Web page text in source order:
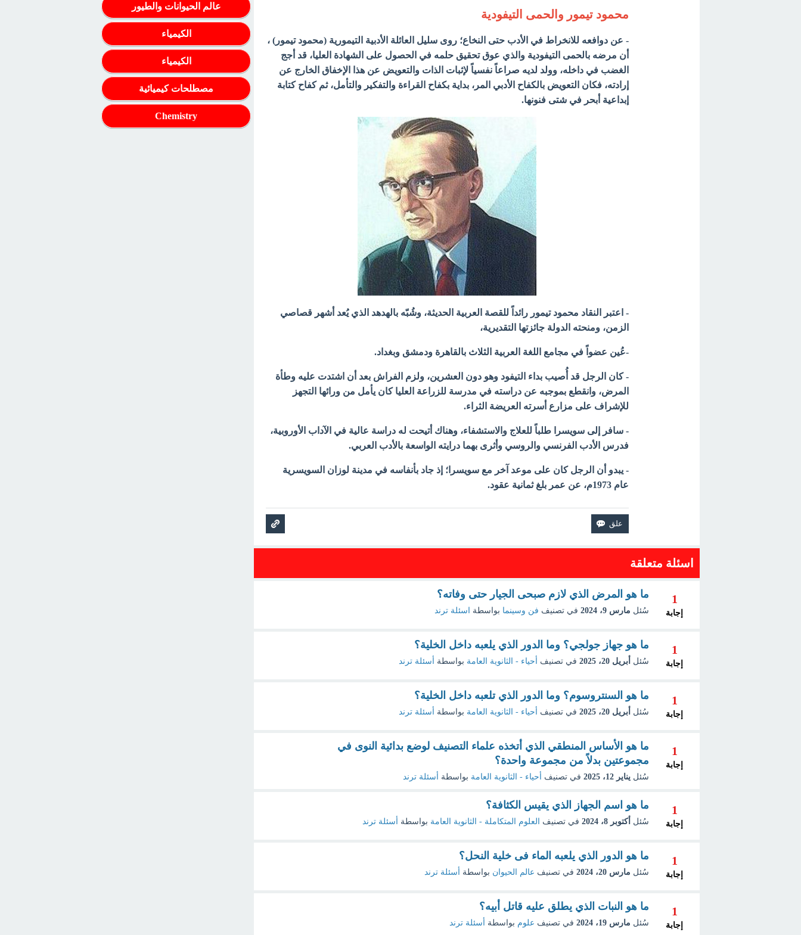
محمود تيمور والحمى التيفودية
- عن دوافعه للانخراط في الأدب حتى النخاع؛ روى سليل العائلة الأدبية التيمورية (محمود تيمور) ،
أن مرضه بالحمى التيفودية والذي عوق تحقيق حلمه في الحصول على الشهادة العليا، قد أجج
الغضب في داخله، وولد لديه صراعاً نفسياً لإثبات الذات والتعويض عن هذا الإخفاق الخارج عن
إرادته، فكان التعويض بالكفاح الأدبي المر، بداية بكفاح القراءة والتفكير والتأمل، ثم كفاح كتابة
إبداعية أبحر في شتى فنونها.
- اعتبر النقاد محمود تيمور رائداً للقصة العربية الحديثة، وشُبّه بالهدهد الذي يُعد أشهر قصاصي
الزمن، ومنحته الدولة جائزتها التقديرية،
-عُين عضواً في مجامع اللغة العربية الثلاث بالقاهرة ودمشق وبغداد.
- كان الرجل قد أُصيب بداء التيفود وهو دون العشرين، ولزم الفراش بعد أن اشتدت عليه وطأة
المرض، وانقطع بموجبه عن دراسته في مدرسة للزراعة العليا كان يأمل من ورائها التجهز
للإشراف على مزارع أسرته العريضة الثراء.
- سافر إلى سويسرا طلباً للعلاج والاستشفاء، وهناك أتيحت له دراسة عالية في الآداب الأوروبية،
فدرس الأدب الفرنسي والروسي وأثرى بهما درايته الواسعة بالأدب العربي.
- يبدو أن الرجل كان على موعد آخر مع سويسرا؛ إذ جاد بأنفاسه في مدينة لوزان السويسرية
عام 1973م، عن عمر بلغ ثمانية عقود.
اسئلة متعلقة
1
إجابة
ما هو المرض الذي لازم صبحى الجيار حتى وفاته؟
سُئل مارس 9، 2024 في تصنيف فن وسينما بواسطة اسئلة ترند
1
إجابة
ما هو جهاز جولجي؟ وما الدور الذي يلعبه داخل الخلية؟
سُئل أبريل 20، 2025 في تصنيف أحياء - الثانوية العامة بواسطة أسئلة ترند
1
إجابة
ما هو السنتروسوم؟ وما الدور الذي تلعبه داخل الخلية؟
سُئل أبريل 20، 2025 في تصنيف أحياء - الثانوية العامة بواسطة أسئلة ترند
1
إجابة
ما هو الأساس المنطقي الذي أتخذه علماء التصنيف لوضع بدائية النوى في
مجموعتين بدلاً من مجموعة واحدة؟
سُئل يناير 12، 2025 في تصنيف أحياء - الثانوية العامة بواسطة أسئلة ترند
1
إجابة
ما هو اسم الجهاز الذي يقيس الكثافة؟
سُئل أكتوبر 8، 2024 في تصنيف العلوم المتكاملة - الثانوية العامة بواسطة أسئلة ترند
1
إجابة
ما هو الدور الذي يلعبه الماء فى خلية النحل؟
سُئل مارس 20، 2024 في تصنيف عالم الحيوان بواسطة أسئلة ترند
1
إجابة
ما هو النبات الذي يطلق عليه قاتل أبيه؟
سُئل مارس 19، 2024 في تصنيف علوم بواسطة أسئلة ترند
عالم الحيوانات والطيور
الكيمياء
الكيمياء
مصطلحات كيميائية
Chemistry